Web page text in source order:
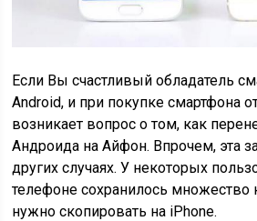
Если Вы счастливый обладатель
Android, и при покупке смартфона
возникает вопрос о том, как
Андроида на Айфон. Впрочем, эта
других случаях. У некоторых
телефоне сохранилось множество
нужно скопировать на iPhone.